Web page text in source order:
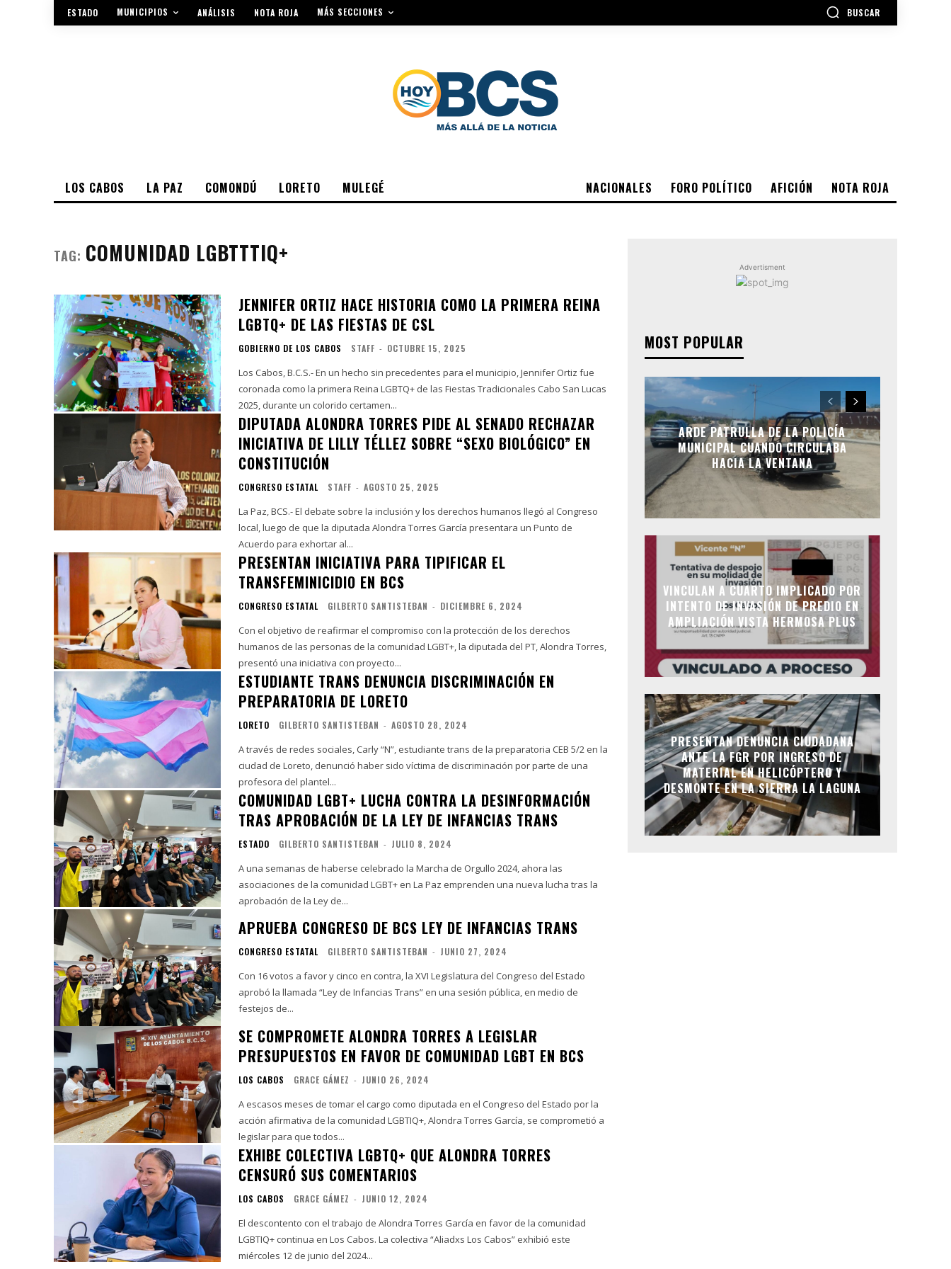
ESTADO MUNICIPIOS ANÁLISIS NOTA ROJA MÁS SECCIONES BUSCAR
NACIONALES FORO POLÍTICO AFICIÓN NOTA ROJA
LOS CABOS LA PAZ COMONDÚ LORETO MULEGÉ
TAG: COMUNIDAD LGBTTTIQ+
JENNIFER ORTIZ HACE HISTORIA COMO LA PRIMERA REINA
LGBTQ+ DE LAS FIESTAS DE CSL
GOBIERNO DE LOS CABOS STAFF - OCTUBRE 15, 2025
Los Cabos, B.C.S.- En un hecho sin precedentes para el municipio, Jennifer Ortiz fue
coronada como la primera Reina LGBTQ+ de las Fiestas Tradicionales Cabo San Lucas
2025, durante un colorido certamen...
DIPUTADA ALONDRA TORRES PIDE AL SENADO RECHAZAR
INICIATIVA DE LILLY TÉLLEZ SOBRE “SEXO BIOLÓGICO” EN
CONSTITUCIÓN
CONGRESO ESTATAL STAFF - AGOSTO 25, 2025
La Paz, BCS.- El debate sobre la inclusión y los derechos humanos llegó al Congreso
local, luego de que la diputada Alondra Torres García presentara un Punto de
Acuerdo para exhortar al...
PRESENTAN INICIATIVA PARA TIPIFICAR EL
TRANSFEMINICIDIO EN BCS
CONGRESO ESTATAL GILBERTO SANTISTEBAN - DICIEMBRE 6, 2024
Con el objetivo de reafirmar el compromiso con la protección de los derechos
humanos de las personas de la comunidad LGBT+, la diputada del PT, Alondra Torres,
presentó una iniciativa con proyecto...
ESTUDIANTE TRANS DENUNCIA DISCRIMINACIÓN EN
PREPARATORIA DE LORETO
LORETO GILBERTO SANTISTEBAN - AGOSTO 28, 2024
A través de redes sociales, Carly “N”, estudiante trans de la preparatoria CEB 5/2 en la
ciudad de Loreto, denunció haber sido víctima de discriminación por parte de una
profesora del plantel...
COMUNIDAD LGBT+ LUCHA CONTRA LA DESINFORMACIÓN
TRAS APROBACIÓN DE LA LEY DE INFANCIAS TRANS
ESTADO GILBERTO SANTISTEBAN - JULIO 8, 2024
A una semanas de haberse celebrado la Marcha de Orgullo 2024, ahora las
asociaciones de la comunidad LGBT+ en La Paz emprenden una nueva lucha tras la
aprobación de la Ley de...
APRUEBA CONGRESO DE BCS LEY DE INFANCIAS TRANS
CONGRESO ESTATAL GILBERTO SANTISTEBAN - JUNIO 27, 2024
Con 16 votos a favor y cinco en contra, la XVI Legislatura del Congreso del Estado
aprobó la llamada “Ley de Infancias Trans” en una sesión pública, en medio de
festejos de...
SE COMPROMETE ALONDRA TORRES A LEGISLAR
PRESUPUESTOS EN FAVOR DE COMUNIDAD LGBT EN BCS
LOS CABOS GRACE GÁMEZ - JUNIO 26, 2024
A escasos meses de tomar el cargo como diputada en el Congreso del Estado por la
acción afirmativa de la comunidad LGBTIQ+, Alondra Torres García, se comprometió a
legislar para que todos...
EXHIBE COLECTIVA LGBTQ+ QUE ALONDRA TORRES
CENSURÓ SUS COMENTARIOS
LOS CABOS GRACE GÁMEZ - JUNIO 12, 2024
El descontento con el trabajo de Alondra Torres García en favor de la comunidad
LGBTIQ+ continua en Los Cabos. La colectiva “Aliadxs Los Cabos” exhibió este
miércoles 12 de junio del 2024...
Advertisment
MOST POPULAR
ARDE PATRULLA DE LA POLICÍA
MUNICIPAL CUANDO CIRCULABA
HACIA LA VENTANA
VINCULAN A CUARTO IMPLICADO POR
INTENTO DE INVASIÓN DE PREDIO EN
AMPLIACIÓN VISTA HERMOSA PLUS
PRESENTAN DENUNCIA CIUDADANA
ANTE LA FGR POR INGRESO DE
MATERIAL EN HELICÓPTERO Y
DESMONTE EN LA SIERRA LA LAGUNA